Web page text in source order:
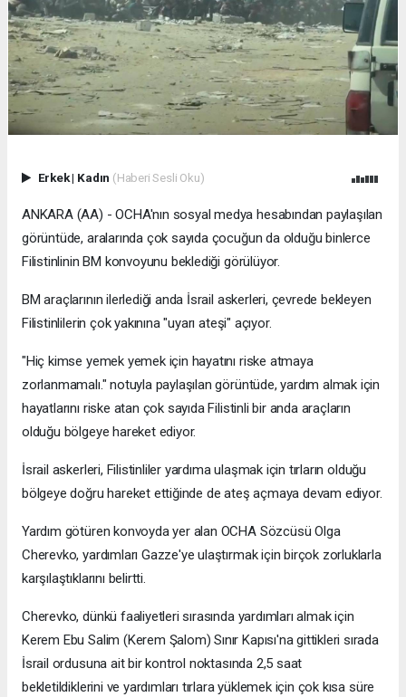
Erkek| Kadın (Haberi Sesli Oku)
ANKARA (AA) - OCHA'nın sosyal medya hesabından paylaşılan
görüntüde, aralarında çok sayıda çocuğun da olduğu binlerce
Filistinlinin BM konvoyunu beklediği görülüyor.
BM araçlarının ilerlediği anda İsrail askerleri, çevrede bekleyen
Filistinlilerin çok yakınına "uyarı ateşi" açıyor.
"Hiç kimse yemek yemek için hayatını riske atmaya
zorlanmamalı." notuyla paylaşılan görüntüde, yardım almak için
hayatlarını riske atan çok sayıda Filistinli bir anda araçların
olduğu bölgeye hareket ediyor.
İsrail askerleri, Filistinliler yardıma ulaşmak için tırların olduğu
bölgeye doğru hareket ettiğinde de ateş açmaya devam ediyor.
Yardım götüren konvoyda yer alan OCHA Sözcüsü Olga
Cherevko, yardımları Gazze'ye ulaştırmak için birçok zorluklarla
karşılaştıklarını belirtti.
Cherevko, dünkü faaliyetleri sırasında yardımları almak için
Kerem Ebu Salim (Kerem Şalom) Sınır Kapısı'na gittikleri sırada
İsrail ordusuna ait bir kontrol noktasında 2,5 saat
bekletildiklerini ve yardımları tırlara yüklemek için çok kısa süre